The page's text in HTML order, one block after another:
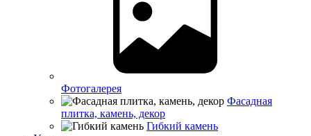
Фотогалерея
Фасадная
плитка, камень, декор
Гибкий камень